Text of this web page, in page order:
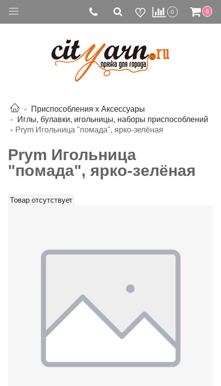
0 0 0
Приспособления х Аксессуары
Иглы, булавки, игольницы, наборы приспособлений
Prym Игольница "помада", ярко-зелёная
Prym Игольница
"помада", ярко-зелёная
Товар отсутствует